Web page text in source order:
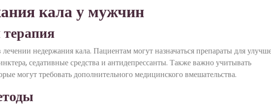
кала у мужчин
недержания кала. Пациентам могут назначаться препараты для
седативные средства и антидепрессанты. Также важно учитывать
могут требовать дополнительного медицинского вмешательства.